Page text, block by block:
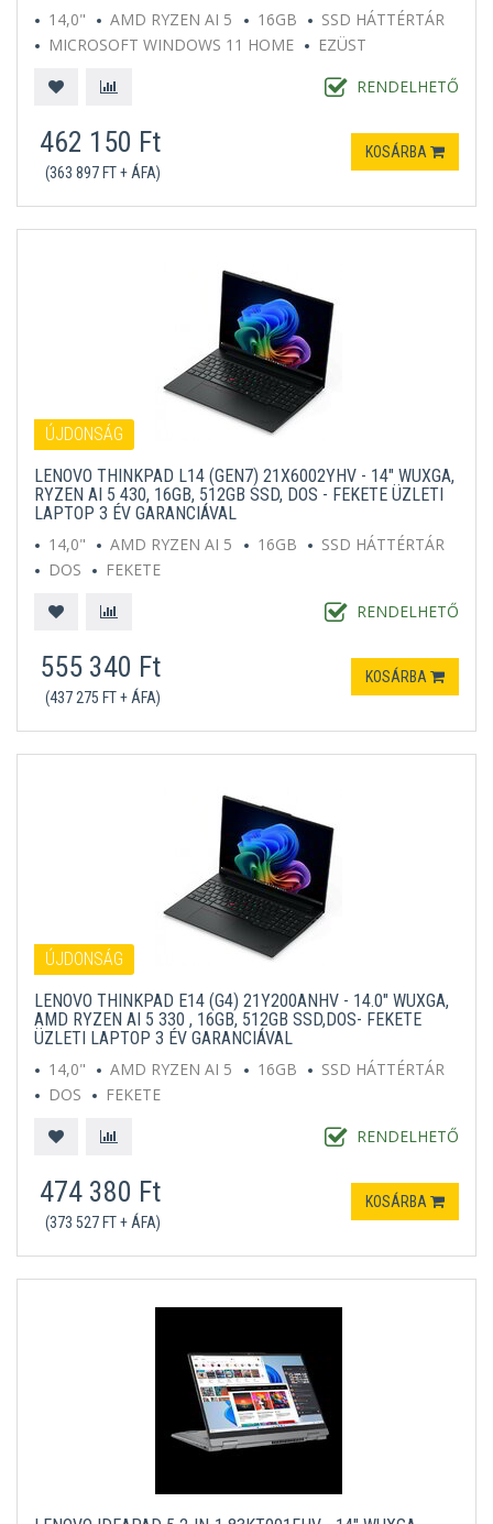
14,0"
AMD RYZEN AI 5 16GB
SSD HÁTTÉRTÁR
MICROSOFT WINDOWS 11 HOME
EZÜST
RENDELHETŐ
462 150 Ft
(363 897 FT + ÁFA)
KOSÁRBA
ÚJDONSÁG
LENOVO THINKPAD L14 (GEN7) 21X6002YHV - 14" WUXGA,
RYZEN AI 5 430, 16GB, 512GB SSD, DOS - FEKETE ÜZLETI
LAPTOP 3 ÉV GARANCIÁVAL
14,0"
AMD RYZEN AI 5 16GB
SSD HÁTTÉRTÁR
DOS
FEKETE
RENDELHETŐ
555 340 Ft
(437 275 FT + ÁFA)
KOSÁRBA
ÚJDONSÁG
LENOVO THINKPAD E14 (G4) 21Y200ANHV - 14.0" WUXGA,
AMD RYZEN AI 5 330 , 16GB, 512GB SSD,DOS- FEKETE
ÜZLETI LAPTOP 3 ÉV GARANCIÁVAL
14,0"
AMD RYZEN AI 5 16GB
SSD HÁTTÉRTÁR
DOS
FEKETE
RENDELHETŐ
474 380 Ft
(373 527 FT + ÁFA)
KOSÁRBA